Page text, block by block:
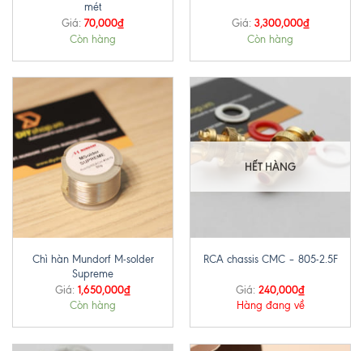
mét
Giá: 70,000₫
Còn hàng
Giá: 3,300,000₫
Còn hàng
Chì hàn Mundorf M-solder
Supreme
Giá: 1,650,000₫
Còn hàng
HẾT HÀNG
RCA chassis CMC – 805-2.5F
Giá: 240,000₫
Hàng đang về